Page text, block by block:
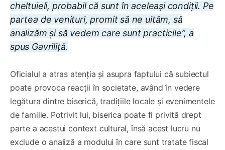
cheltuieli, probabil că sunt în aceleași condiții. Pe
partea de venituri, promit să ne uităm, să
analizăm și să vedem care sunt practicile”, a
spus Gavriliță.
Oficialul a atras atenția și asupra faptului că subiectul
poate provoca reacții în societate, având în vedere
legătura dintre biserică, tradițiile locale și evenimentele
de familie. Potrivit lui, biserica poate fi privită drept
parte a acestui context cultural, însă acest lucru nu
exclude o analiză a modului în care sunt tratate fiscal